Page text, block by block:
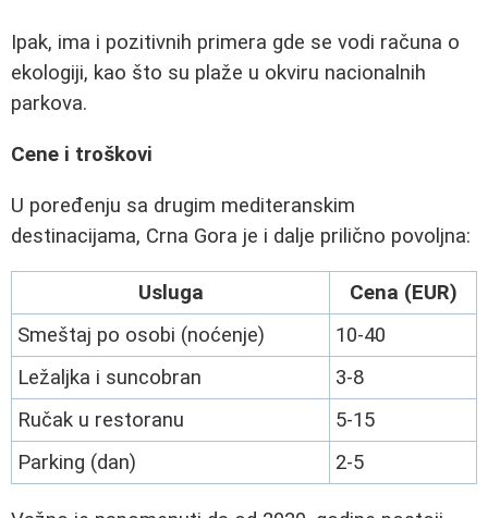
Ipak, ima i pozitivnih primera gde se vodi računa o
ekologiji, kao što su plaže u okviru nacionalnih
parkova.
Cene i troškovi
U poređenju sa drugim mediteranskim
destinacijama, Crna Gora je i dalje prilično povoljna:
Usluga
Cena (EUR)
Smeštaj po osobi (noćenje)
10-40
Ležaljka i suncobran
3-8
Ručak u restoranu
5-15
Parking (dan)
2-5